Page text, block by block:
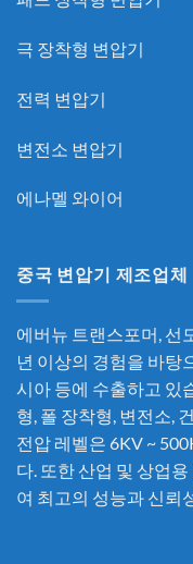
극 장착형 변압기
전력 변압기
변전소 변압기
에나멜 와이어
중국 변압기 제조업체
에버뉴 트랜스포머, 선
년 이상의 경험을 바탕
시아 등에 수출하고 있
형, 폴 장착형, 변전소,
전압 레벨은 6KV ~
다. 또한 산업 및 상업
여 최고의 성능과 신뢰